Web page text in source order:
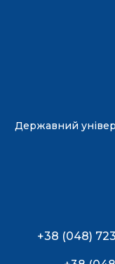
Державний
+38 (048)